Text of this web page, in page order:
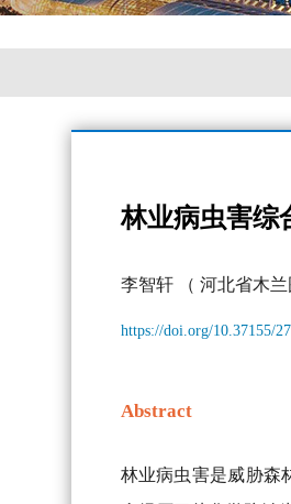
林业病虫害综
李智轩 （ 河北省木
https://doi.org/10.37155/
Abstract
林业病虫害是威胁森